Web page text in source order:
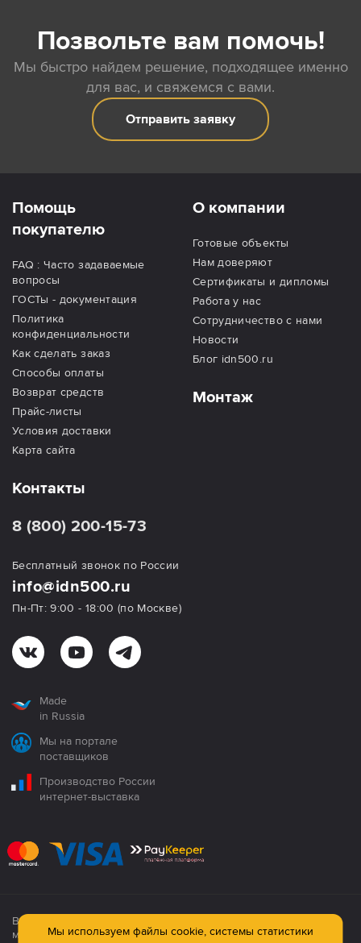
Позвольте вам помочь!
Мы быстро найдем решение, подходящее именно
для вас, и свяжемся с вами.
Отправить заявку
Помощь
покупателю
FAQ : Часто задаваемые
вопросы
ГОСТы - документация
Политика
конфиденциальности
Как сделать заказ
Способы оплаты
Возврат средств
Прайс-листы
Условия доставки
Карта сайта
О компании
Готовые объекты
Нам доверяют
Сертификаты и дипломы
Работа у нас
Сотрудничество с нами
Новости
Блог idn500.ru
Монтаж
Контакты
8 (800) 200-15-73
Бесплатный звонок по России
info@idn500.ru
Пн-Пт: 9:00 - 18:00 (по Москве)
Made
in Russia
Мы на портале
поставщиков
Производство России
интернет-выставка
Все продукция сертифицирована. Использование
материалов сайта строго запрещено!
Мы используем файлы cookie, системы статистики